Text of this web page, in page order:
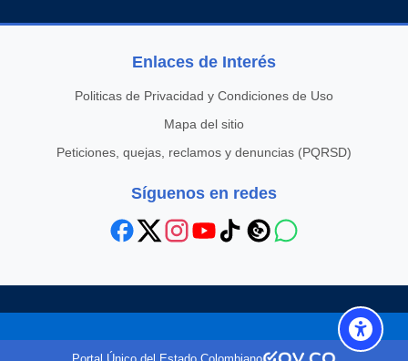
Enlaces de Interés
Politicas de Privacidad y Condiciones de Uso
Mapa del sitio
Peticiones, quejas, reclamos y denuncias (PQRSD)
Síguenos en redes
Scroll to top